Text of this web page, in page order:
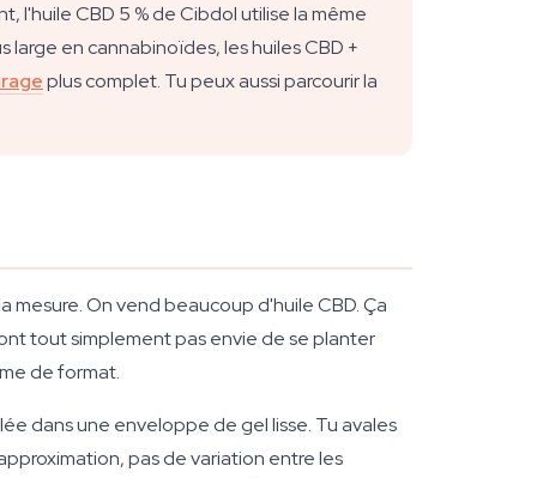
l'huile CBD 5 % de Cibdol utilise la même
en cannabinoïdes, les huiles CBD +
plus complet. Tu peux aussi parcourir la
mesure. On vend beaucoup d'huile CBD. Ça
tout simplement pas envie de se planter
de format.
dans une enveloppe de gel lisse. Tu avales
pas de variation entre les